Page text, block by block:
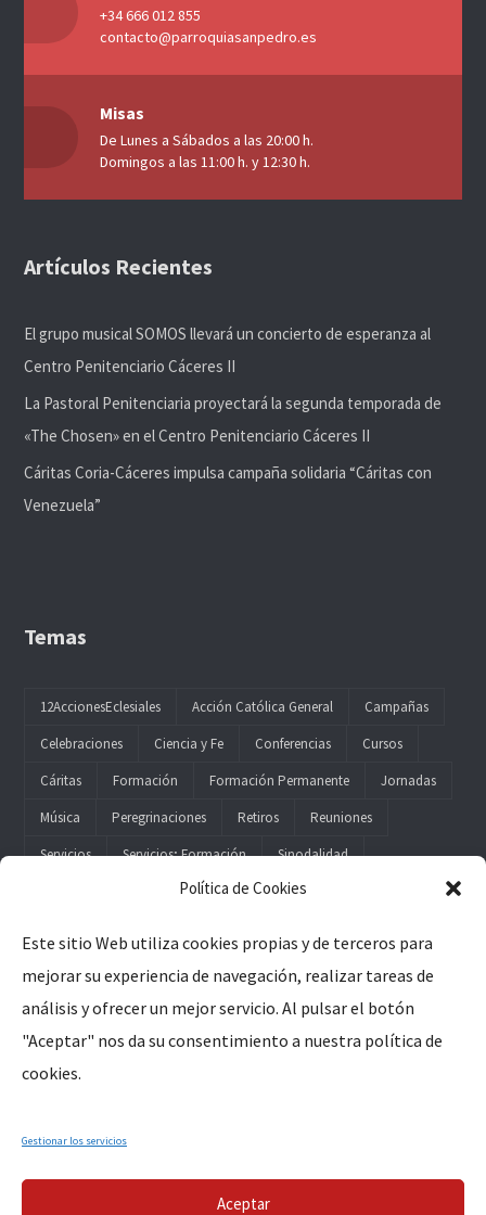
Política de Cookies
Este sitio Web utiliza cookies propias y de terceros para
mejorar su experiencia de navegación, realizar tareas de
análisis y ofrecer un mejor servicio. Al pulsar el botón
"Aceptar" nos da su consentimiento a nuestra política de
cookies.
Gestionar los servicios
Aceptar
+34 666 012 855
contacto@parroquiasanpedro.es
Misas
De Lunes a Sábados a las 20:00 h.
Domingos a las 11:00 h. y 12:30 h.
Artículos Recientes
El grupo musical SOMOS llevará un concierto de esperanza al
Centro Penitenciario Cáceres II
La Pastoral Penitenciaria proyectará la segunda temporada de
«The Chosen» en el Centro Penitenciario Cáceres II
Cáritas Coria-Cáceres impulsa campaña solidaria “Cáritas con
Venezuela”
Temas
12AccionesEclesiales Acción Católica General
Campañas
Celebraciones
Ciencia y Fe Conferencias
Cursos
Cáritas
Formación Formación Permanente
Jornadas
Música
Peregrinaciones Retiros
Reuniones
Servicios
Servicios; Formación Sinodalidad
Legal
Aviso Legal
Política de Privacidad